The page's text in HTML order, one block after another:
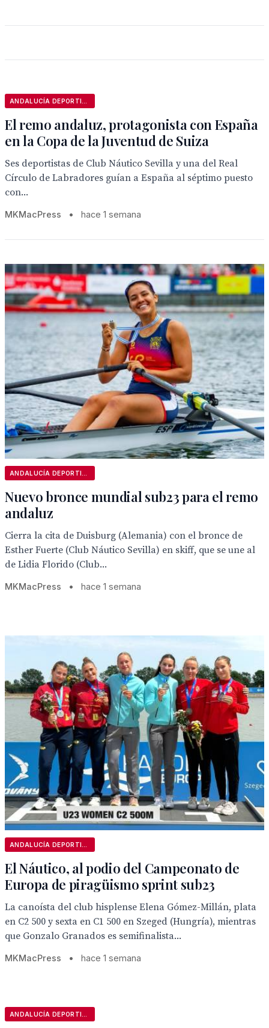
El remo andaluz, protagonista con España
en la Copa de la Juventud de Suiza
Ses deportistas de Club Náutico Sevilla y una del Real
Círculo de Labradores guían a España al séptimo puesto
con...
MKMacPress • hace 1 semana
Nuevo bronce mundial sub23 para el remo
andaluz
Cierra la cita de Duisburg (Alemania) con el bronce de
Esther Fuerte (Club Náutico Sevilla) en skiff, que se une al
de Lidia Florido (Club...
MKMacPress • hace 1 semana
El Náutico, al podio del Campeonato de
Europa de piragüismo sprint sub23
La canoísta del club hisplense Elena Gómez-Millán, plata
en C2 500 y sexta en C1 500 en Szeged (Hungría), mientras
que Gonzalo Granados es semifinalista...
MKMacPress • hace 1 semana